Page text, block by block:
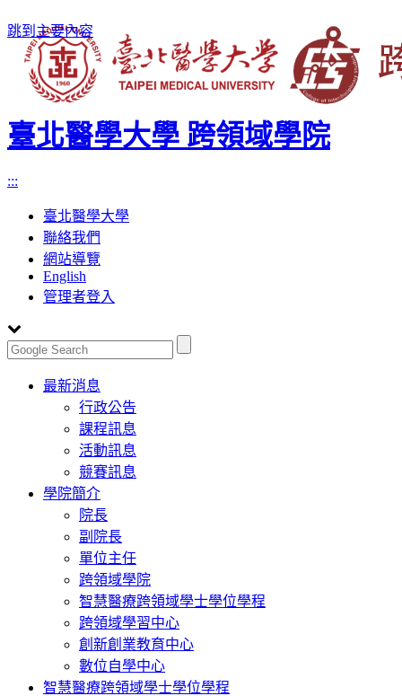
跳到主要內容
臺北醫學大學 跨領域學院
:::
臺北醫學大學
聯絡我們
網站導覽
English
管理者登入
Toggle
navigation
最新消息
行政公告
課程訊息
活動訊息
競賽訊息
學院簡介
院長
副院長
單位主任
跨領域學院
智慧醫療跨領域學士學位學程
跨領域學習中心
創新創業教育中心
數位自學中心
智慧醫療跨領域學士學位學程